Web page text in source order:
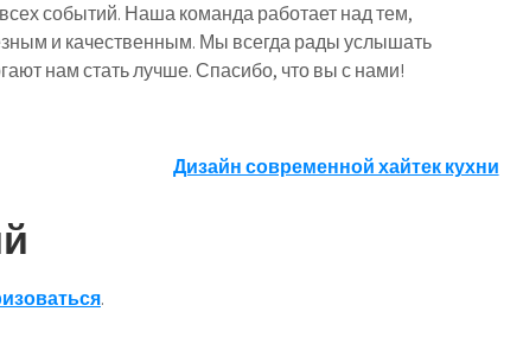
событий. Наша команда работает над тем,
и качественным. Мы всегда рады услышать
нам стать лучше. Спасибо, что вы с нами!
Дизайн современной хайтек кухни
.